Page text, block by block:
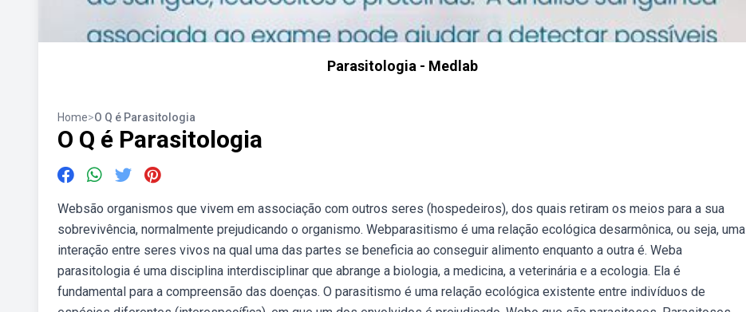
Parasitologia - Medlab
Home>O Q é Parasitologia
O Q é Parasitologia
Websão organismos que vivem em associação com outros seres (hospedeiros), dos quais retiram os meios para a sua
sobrevivência, normalmente prejudicando o organismo. Webparasitismo é uma relação ecológica desarmônica, ou seja, uma
interação entre seres vivos na qual uma das partes se beneficia ao conseguir alimento enquanto a outra é. Weba
parasitologia é uma disciplina interdisciplinar que abrange a biologia, a medicina, a veterinária e a ecologia. Ela é
fundamental para a compreensão das doenças. O parasitismo é uma relação ecológica existente entre indivíduos de